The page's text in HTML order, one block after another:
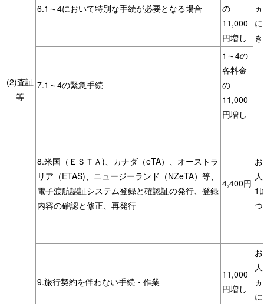
(2)査証
等
き
6.1～4において特別な手続が必要となる場合
の
11,000
円増し
7.1～4の緊急手続
1～4の
各料金
の
11,000
円増し
8.米国（ＥＳＴＡ)、カナダ（eTA）、オーストラ
リア（ETAS)、ニュージーランド（NZeTA）等、
電子渡航認証システム登録と確認証の発行、登録
内容の確認と修正、再発行
4,400円
1
9.旅行契約を伴わない手続・作業
11,000
円増し